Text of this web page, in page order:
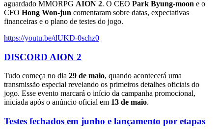
aguardado MMORPG AION 2. O CEO Park Byung-moon e o
CFO Hong Won-jun comentaram sobre datas, expectativas
financeiras e o plano de testes do jogo.
https://youtu.be/dUKD-0schz0
DISCORD AION 2
Tudo começa no dia 29 de maio, quando acontecerá uma
transmissão especial revelando os primeiros detalhes oficiais do
jogo. Esse evento marcará o início da campanha promocional,
iniciada após o anúncio oficial em 13 de maio.
Testes fechados em junho e lançamento por etapas